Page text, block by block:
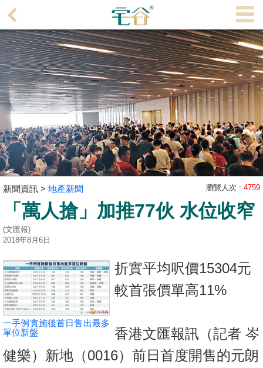
理
主
頁
搵
樓/
成
交
業
放
盤
宅
按
揭
地
產
客
新聞資訊 > 地產新聞 瀏覽人次 : 4759
「萬人搶」加推77伙 水位收窄
(文匯報)
2018年8月6日
一手例實施後首日售出最多
單位新盤
折實平均呎價15304元
較首張價單高11%
香港文匯報訊（記者 岑
健樂）新地（0016）前日首度開售的元朗